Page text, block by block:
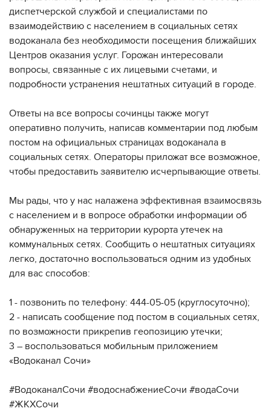
диспетчерской службой и специалистами по
взаимодействию с населением в социальных сетях
водоканала без необходимости посещения ближайших
Центров оказания услуг. Горожан интересовали
вопросы, связанные с их лицевыми счетами, и
подробности устранения нештатных ситуаций в городе.
Ответы на все вопросы сочинцы также могут
оперативно получить, написав комментарии под любым
постом на официальных страницах водоканала в
социальных сетях. Операторы приложат все возможное,
чтобы предоставить заявителю исчерпывающие ответы.
Мы рады, что у нас налажена эффективная взаимосвязь
с населением и в вопросе обработки информации об
обнаруженных на территории курорта утечек на
коммунальных сетях. Сообщить о нештатных ситуациях
легко, достаточно воспользоваться одним из удобных
для вас способов:
1 - позвонить по телефону: 444-05-05 (круглосуточно);
2 - написать сообщение под постом в социальных сетях,
по возможности прикрепив геопозицию утечки;
3 – воспользоваться мобильным приложением
«Водоканал Сочи»
#ВодоканалСочи #водоснабжениеСочи #водаСочи
#ЖКХСочи